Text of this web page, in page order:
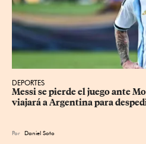
DEPORTES
Messi se pierde el juego ante
viajará a Argentina para
Por Daniel Soto